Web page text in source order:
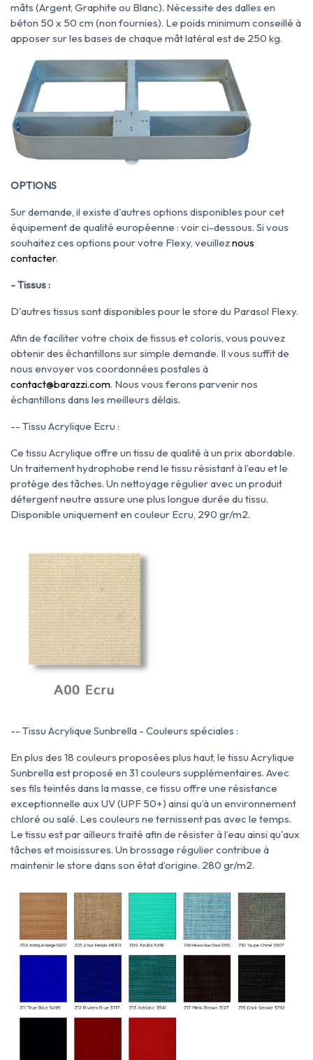
mâts (Argent, Graphite ou Blanc). Nécessite des dalles en
béton 50 x 50 cm (non fournies). Le poids minimum conseillé à
apposer sur les bases de chaque mât latéral est de 250 kg.
OPTIONS
Sur demande, il existe d'autres options disponibles pour cet
équipement de qualité européenne : voir ci-dessous. Si vous
souhaitez ces options pour votre Flexy, veuilleznous
contacter.
- Tissus :
D'autres tissus sont disponibles pour le store du Parasol Flexy.
Afin de faciliter votre choix de tissus et coloris, vous pouvez
obtenir des échantillons sur simple demande. Il vous suffit de
nous envoyer vos coordonnées postales à
contact@barazzi.com. Nous vous ferons parvenir nos
échantillons dans les meilleurs délais.
-- Tissu Acrylique Ecru :
Ce tissu Acrylique offre un tissu de qualité à un prix abordable.
Un traitement hydrophobe rend le tissu résistant à l’eau et le
protège des tâches. Un nettoyage régulier avec un produit
détergent neutre assure une plus longue durée du tissu.
Disponible uniquement en couleur Ecru, 290 gr/m2.
-- Tissu Acrylique Sunbrella - Couleurs spéciales :
En plus des 18 couleurs proposées plus haut, le tissu Acrylique
Sunbrella est proposé en 31 couleurs supplémentaires. Avec
ses fils teintés dans la masse, ce tissu offre une résistance
exceptionnelle aux UV (UPF 50+) ainsi qu’à un environnement
chloré ou salé. Les couleurs ne ternissent pas avec le temps.
Le tissu est par ailleurs traité afin de résister à l’eau ainsi qu'aux
tâches et moisissures. Un brossage régulier contribue à
maintenir le store dans son état d’origine. 280 gr/m2.